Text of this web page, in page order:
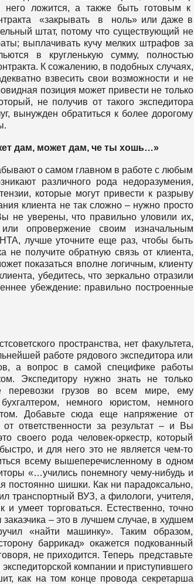
него ложится, а также быть готовым к
«закрывать в ноль» или даже в
штат, потому что существующий не
выплачивать кучу мелких штрафов за
в кругленькую сумму, полностью
К сожалению, в подобных случаях,
взвесить свои возможности и не
позиция может привести не только
не получив от такого экспедитора
вынужден обратиться к более дорогому
дам, может дам, че ты хошь…»
о самом главном в работе с любым
различного рода недоразумения,
которые могут привести к разрыву
клиента не так сложно – нужно просто
не уверены, что правильно уловили их,
опровержение своим изначальным
лучше уточните еще раз, чтобы быть
получите обратную связь от клиента,
показаться вполне логичным, клиенту
убедитесь, что зеркально отразили
убеждение: правильно построенные
пространства, нет факультета,
работе рядового экспедитора или
а вопрос в самой специфике работы
Экспедитору нужно знать не только
перевозки грузов во всем мире, ему
немного юристом, немного
Добавьте сюда еще напряжение от
ответственности за результат – и Вы
своего рода человек-оркестр, который
и для него это не является чем-то
всему вышеперечисленному в одном
«…учились понемногу чему-нибудь и
постоянно шишки. Как ни парадоксально,
транспортный ВУЗ, а филологи, учителя,
умеет торговаться. Естественно, точно
заказчика – это в лучшем случае, в худшем
«найти машинку». Таким образом,
баррикад» окажется подкованный
не приходится. Теперь представьте
компании и приступившего
как на том конце провода секретарша